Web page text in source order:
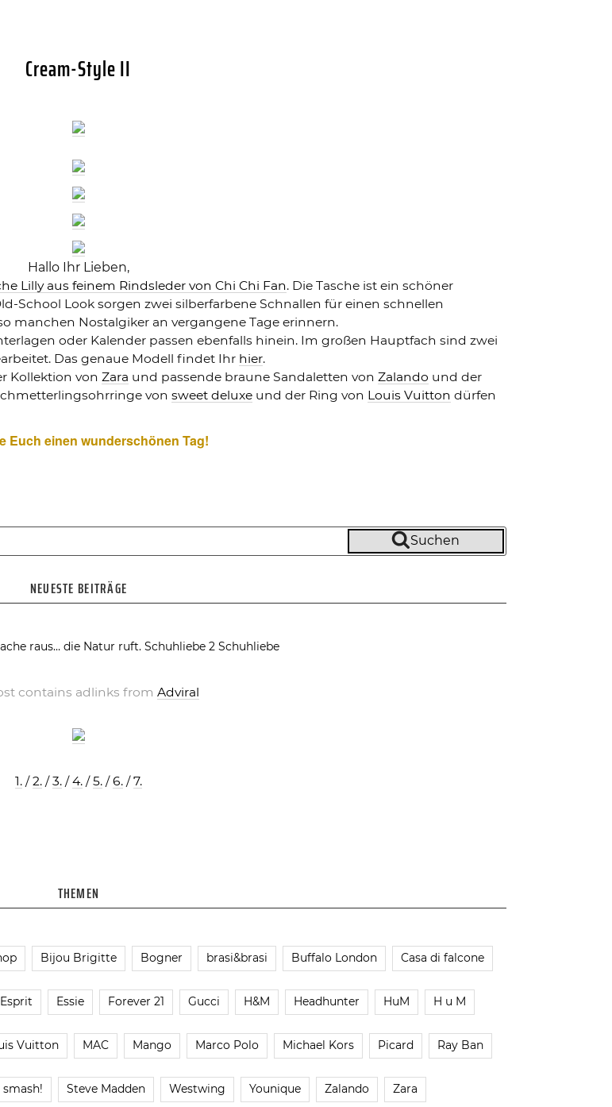
Cream-Style II
Hallo Ihr Lieben,
Lilly aus feinem Rindsleder von Chi Chi Fan. Die Tasche ist ein schöner
School Look sorgen zwei silberfarbene Schnallen für einen schnellen
manchen Nostalgiker an vergangene Tage erinnern.
oder Kalender passen ebenfalls hinein. Im großen Hauptfach sind zwei
Das genaue Modell findet Ihr hier.
Kollektion von Zara und passende braune Sandaletten von Zalando und der
von sweet deluxeund der Ring von Louis Vuitton dürfen
Euch einen wunderschönen Tag!
Suchen
NEUESTE BEITRÄGE
raus… die Natur ruft. Schuhliebe 2 Schuhliebe
contains adlinks from Adviral
1. /2. /3. /4. /5. /6. /7.
THEMEN
Bijou Brigitte Bogner brasi&brasi Buffalo London Casa di falcone
Esprit Essie Forever 21 Gucci H&M Headhunter HuM H u M
Vuitton MAC Mango Marco Polo Michael Kors Picard Ray Ban
smash! Steve Madden Westwing Younique Zalando Zara